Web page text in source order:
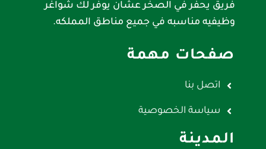
فريق يحفر في الصخر عشان يوفر لك شواغر
وظيفيه مناسبه في جميع مناطق المملكه.
صفحات مهمة
اتصل بنا
سياسة الخصوصية
المدينة